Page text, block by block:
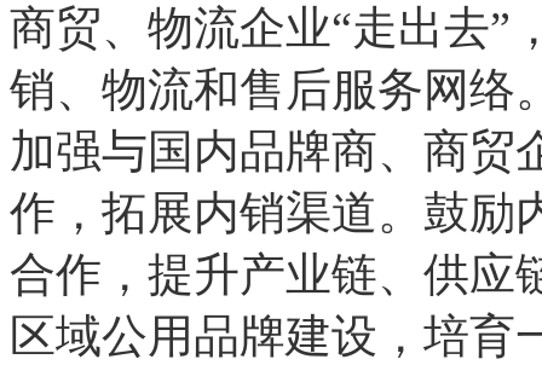
商贸、物流企业“走出去”
销、物流和售后服务网络
加强与国内品牌商、商贸
作，拓展内销渠道。鼓励
合作，提升产业链、供应
区域公用品牌建设，培育